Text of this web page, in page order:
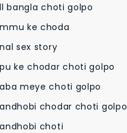
bangla choti golpo
ke choda
sex story
ke chodar choti golpo
meye choti golpo
chodar choti golpo
choti